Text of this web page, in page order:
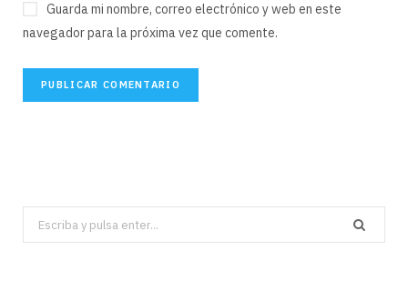
Guarda mi nombre, correo electrónico y web en este
navegador para la próxima vez que comente.
Search
for: